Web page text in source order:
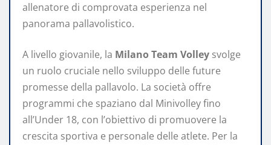
allenatore di comprovata esperienza nel
panorama pallavolistico.
A livello giovanile, la Milano Team Volley svolge
un ruolo cruciale nello sviluppo delle future
promesse della pallavolo. La società offre
programmi che spaziano dal Minivolley fino
all’Under 18, con l’obiettivo di promuovere la
crescita sportiva e personale delle atlete. Per la